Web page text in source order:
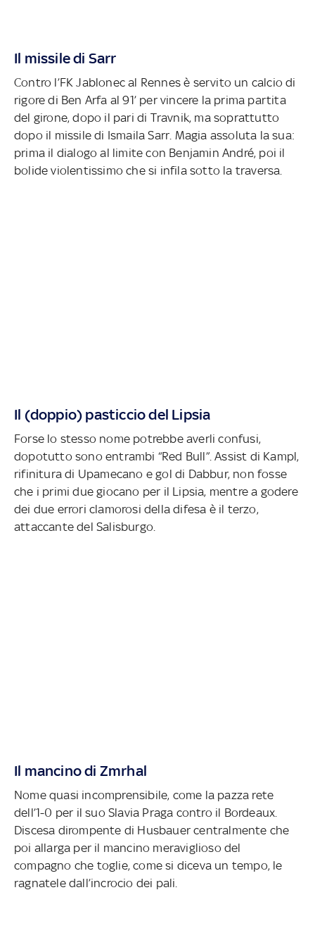
Il missile di Sarr
Contro l’FK Jablonec al Rennes è servito un calcio di
rigore di Ben Arfa al 91’ per vincere la prima partita
del girone, dopo il pari di Travnik, ma soprattutto
dopo il missile di Ismaila Sarr. Magia assoluta la sua:
prima il dialogo al limite con Benjamin André, poi il
bolide violentissimo che si infila sotto la traversa.
Il (doppio) pasticcio del Lipsia
Forse lo stesso nome potrebbe averli confusi,
dopotutto sono entrambi “Red Bull”. Assist di Kampl,
rifinitura di Upamecano e gol di Dabbur, non fosse
che i primi due giocano per il Lipsia, mentre a godere
dei due errori clamorosi della difesa è il terzo,
attaccante del Salisburgo.
Il mancino di Zmrhal
Nome quasi incomprensibile, come la pazza rete
dell’1-0 per il suo Slavia Praga contro il Bordeaux.
Discesa dirompente di Husbauer centralmente che
poi allarga per il mancino meraviglioso del
compagno che toglie, come si diceva un tempo, le
ragnatele dall’incrocio dei pali.